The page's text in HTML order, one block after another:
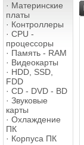
· Материнские
платы
· Контроллеры
· CPU -
процессоры
· Память - RAM
· Видеокарты
· HDD, SSD,
FDD
· CD - DVD - BD
· Звуковые
карты
· Охлаждение
ПК
· Корпуса ПК